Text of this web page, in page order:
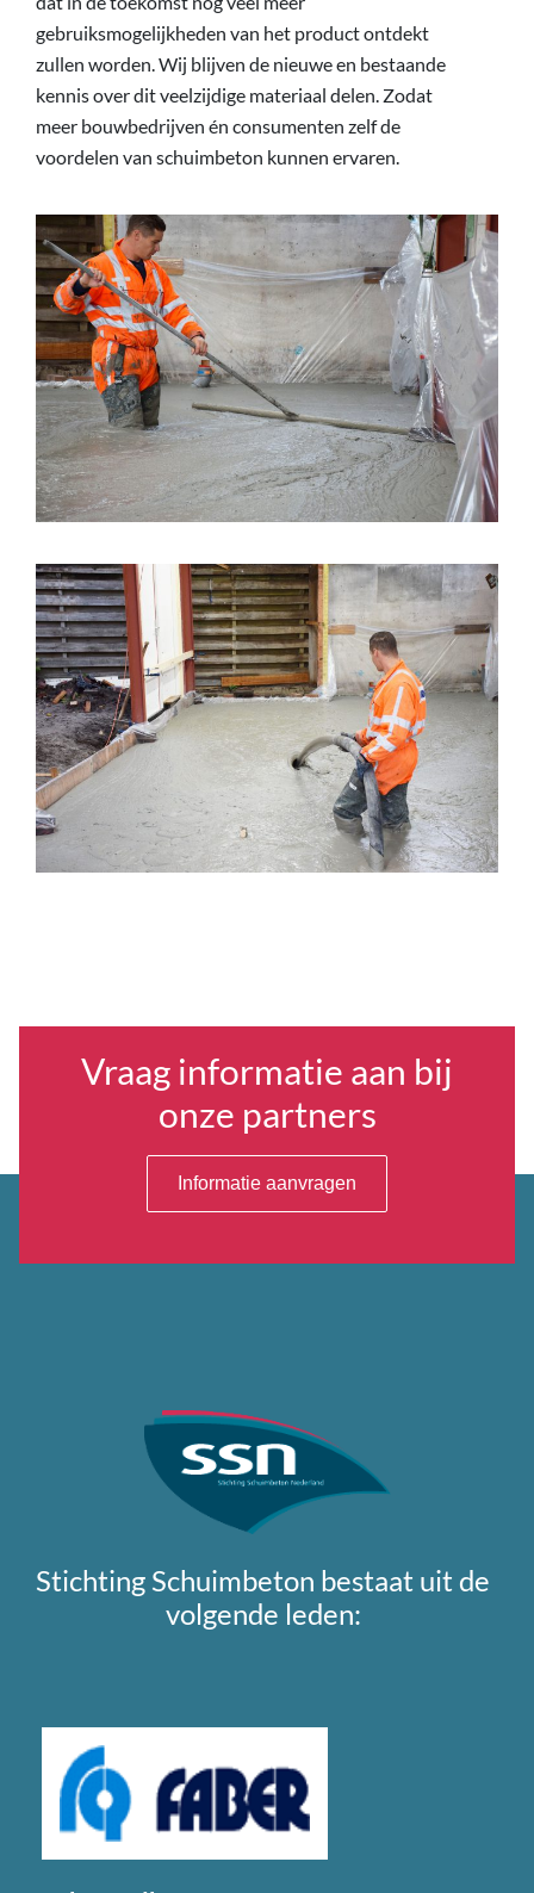
gebruiksmogelijkheden van het product ontdekt
zullen worden. Wij blijven de nieuwe en bestaande
kennis over dit veelzijdige materiaal delen. Zodat
meer bouwbedrijven én consumenten zelf de
voordelen van schuimbeton kunnen ervaren.
Vraag informatie aan bij
onze partners
Informatie aanvragen
Stichting Schuimbeton bestaat uit de
volgende leden: